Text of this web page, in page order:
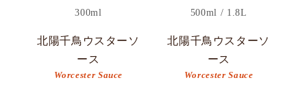
300ml
北陽千鳥ウスターソ
ース
Worcester Sauce
500ml / 1.8L
北陽千鳥ウスターソ
ース
Worcester Sauce